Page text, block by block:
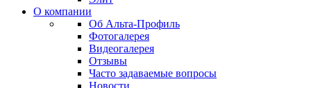
О компании
Об Альта-Профиль
Фотогалерея
Видеогалерея
Отзывы
Часто задаваемые вопросы
Новости